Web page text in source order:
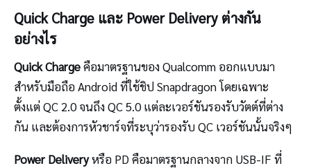
Quick Charge และ Power Delivery ต่างกัน
อย่างไร
Quick Chargeคือมาตรฐานของ Qualcomm ออกแบบมา
สำหรับมือถือ Android ที่ใช้ชิป Snapdragon โดยเฉพาะ
ตั้งแต่ QC 2.0 จนถึง QC 5.0 แต่ละเวอร์ชันรองรับวัตต์ที่ต่าง
กัน และต้องการหัวชาร์จที่ระบุว่ารองรับ QC เวอร์ชันนั้นจริงๆ
Power Deliveryหรือ PD คือมาตรฐานกลางจาก USB-IF ที่